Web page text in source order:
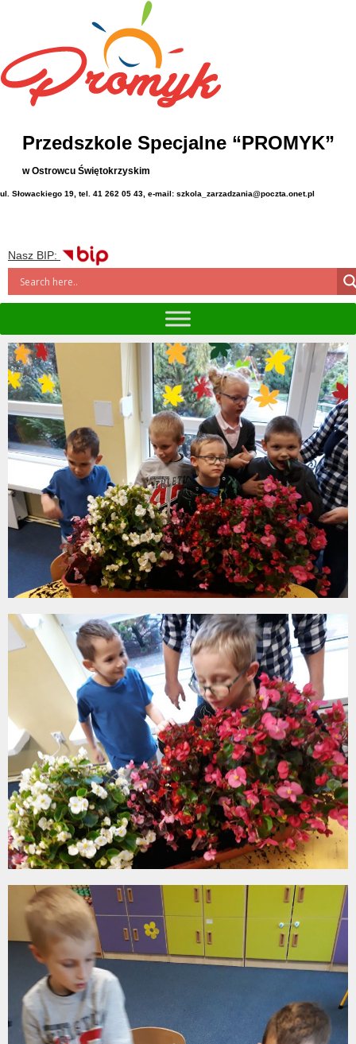
Przedszkole Specjalne “PROMYK”
w Ostrowcu Świętokrzyskim
ul. Słowackiego 19, tel. 41 262 05 43, e-mail: szkola_zarzadzania@poczta.onet.pl
Nasz BIP: